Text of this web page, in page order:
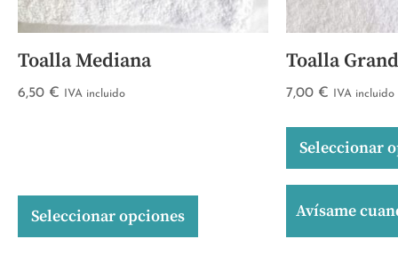
Toalla Mediana
6,50 € IVA incluido
Seleccionar opciones
Toalla
7,00 € IVA incluido
Seleccionar
Avísame